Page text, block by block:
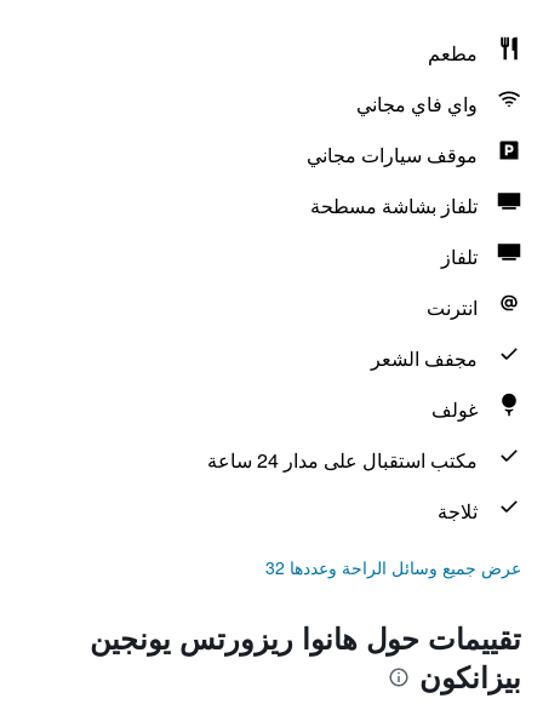
مطعم
واي فاي مجاني
موقف سيارات مجاني
تلفاز بشاشة مسطحة
تلفاز
انترنت
مجفف الشعر
غولف
مكتب استقبال على مدار 24 ساعة
ثلاجة
عرض جميع وسائل الراحة وعددها 32
تقييمات حول هانوا ريزورتس يونجين
بيزانكون